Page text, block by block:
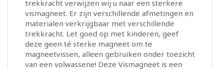
trekkracht verwijzen wij u naar een sterkere
vismagneet. Er zijn verschillende afmetingen en
materialen verkrijgbaar met verschillende
trekkracht. Let goed op met kinderen, geef
deze geen té sterke magneet om te
magneetvissen, alleen gebruiken onder toezicht
van een volwassene! Deze Vismagneet is een